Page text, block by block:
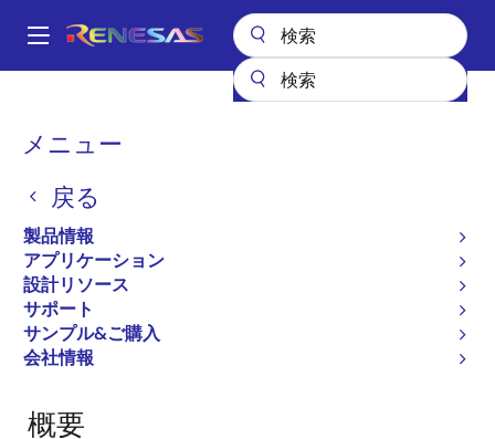
ン
Main
メニュー
戻る
製品情報
アプリケーション
設計リソース
サポート
サンプル&ご購入
会社情報
パ
く
ず
RoX Whitebox
ソフトウェアパッケージ
ページセクションへ移動：
概要